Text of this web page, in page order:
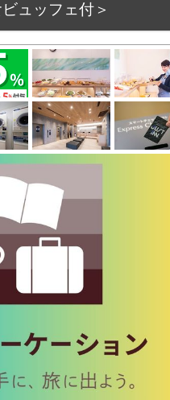
ュッフェ付＞